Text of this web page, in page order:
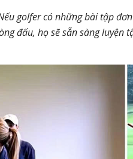
golfer có những bài tập
đấu, họ sẽ sẵn sàng